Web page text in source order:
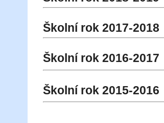
Školní rok 2017-2018
Školní rok 2016-2017
Školní rok 2015-2016